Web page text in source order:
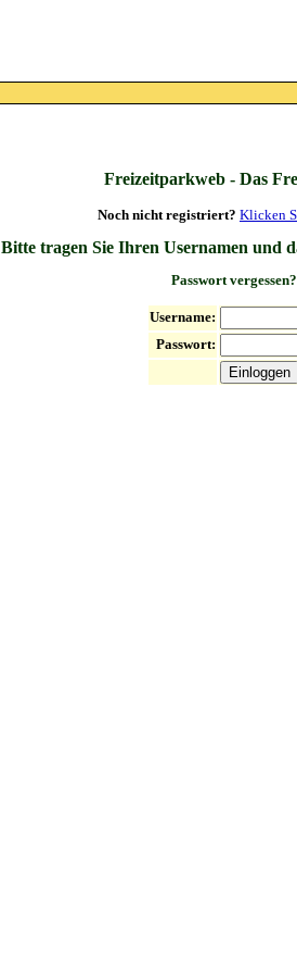
Freizeitparkweb - Das
Noch nicht registriert? Klicken
Bitte tragen Sie Ihren Usernamen und
Passwort vergessen?
Username:
Passwort: